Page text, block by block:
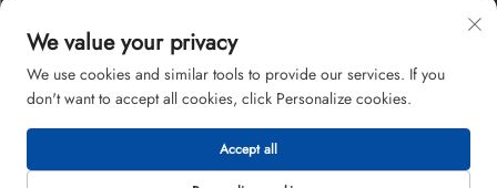
Newsletter
Všechna práva vyhrazena © 2026 Shanghai Maxam Company Limited.
We value your privacy
We use cookies and similar tools to provide our services. If you
don't want to accept all cookies, click Personalize cookies.
Accept all